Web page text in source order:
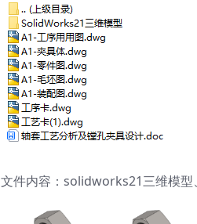
文件内容：solidworks21三维模型